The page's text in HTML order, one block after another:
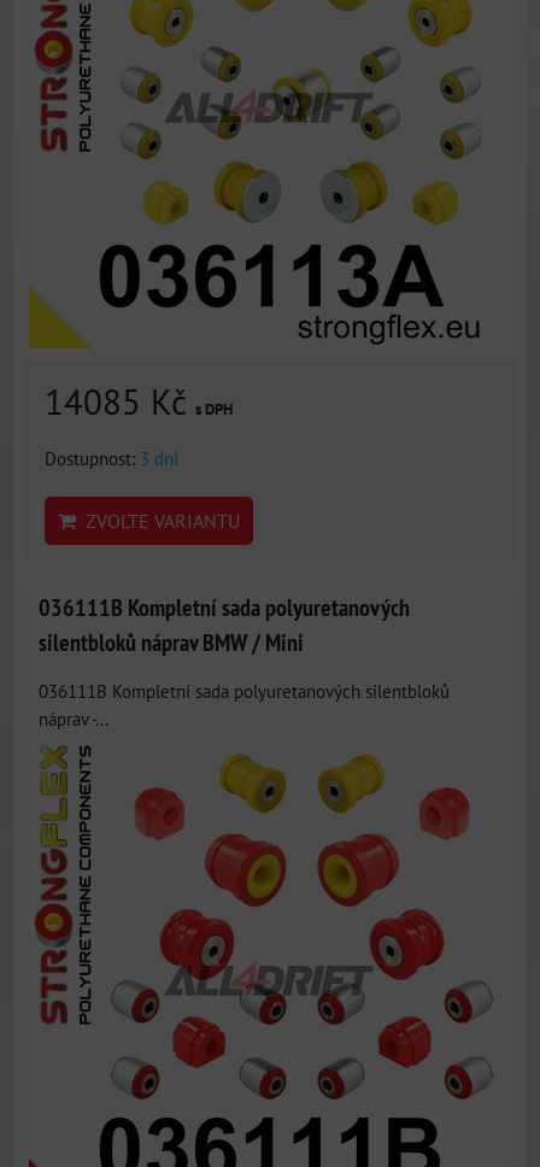
14085 Kč s DPH
Dostupnost: 3 dni
ZVOLTE VARIANTU
036111B Kompletní sada polyuretanových
silentbloků náprav BMW / Mini
036111B Kompletní sada polyuretanových silentbloků
náprav -...